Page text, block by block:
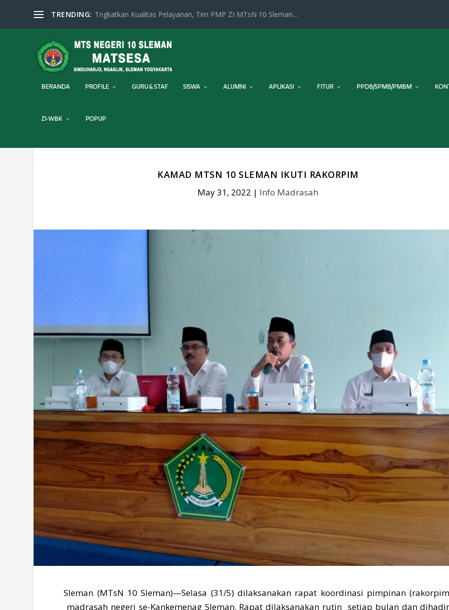
TRENDING: Tngkatkan Kualitas Pelayanan, Tim PMP ZI MTsN 10 Sleman...
BERANDA PROFILE GURU & STAF SISWA ALUMNI APLIKASI FITUR PPDB/SPMB/PMBM
ZI-WBK POPUP
KAMAD MTSN 10 SLEMAN IKUTI RAKORPIM
May 31, 2022 | Info Madrasah
Sleman (MTsN 10 Sleman)—Selasa (31/5) dilaksanakan rapat koordinasi pimpinan
madrasah negeri se-Kankemenag Sleman. Rapat dilaksanakan rutin setiap bulan dan